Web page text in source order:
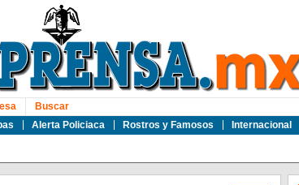
Alerta Policiaca Rostros y Famosos Internacional
Buscar